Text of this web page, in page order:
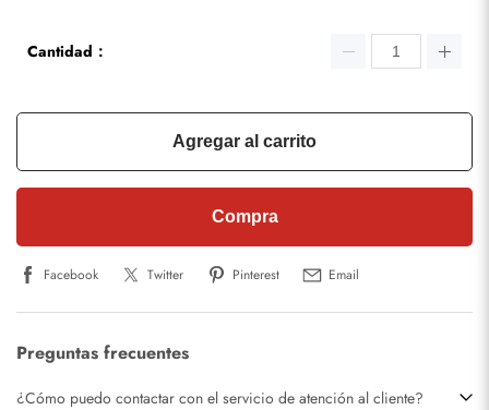
Cantidad：
Agregar al carrito
Compra
Facebook Twitter Pinterest Email
Preguntas frecuentes
¿Cómo puedo contactar con el servicio de atención al cliente?